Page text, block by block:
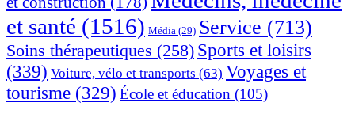
et santé (1516) Média (29) Service (713)
Soins thérapeutiques (258) Sports et loisirs
(339) Voiture, vélo et transports (63) Voyages et
tourisme (329) École et éducation (105)